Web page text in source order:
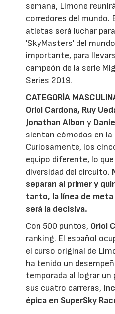
semana, Limone
corredores del mundo.
atletas será luchar
'SkyMasters' del
importante, para
campeón de la serie
Series 2019.
CATEGORÍA
Oriol Cardona, Ruy
Jonathan Albon y
sientan cómodos en la
Curiosamente, los
equipo diferente, lo
diversidad del circuito.
separan al primer y
tanto, la línea de
será la decisiva.
Con 500 puntos, Oriol
ranking. El español
el curso original de
ha tenido un
temporada al lograr un
sus cuatro carreras,
épica en SuperSky